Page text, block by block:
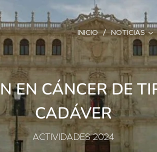
INICIO NOTICIAS
EN CÁNCER DE
CADÁVER
ACTIVIDADES 2024